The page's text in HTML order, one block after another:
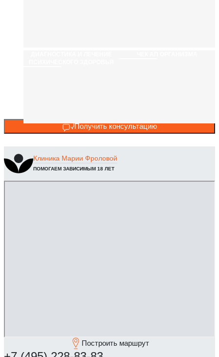
Получить консультацию
Клиника Марии Фроловой
ПОМОГАЕМ ЗАВИСИМЫМ 18 ЛЕТ
Построить маршрут